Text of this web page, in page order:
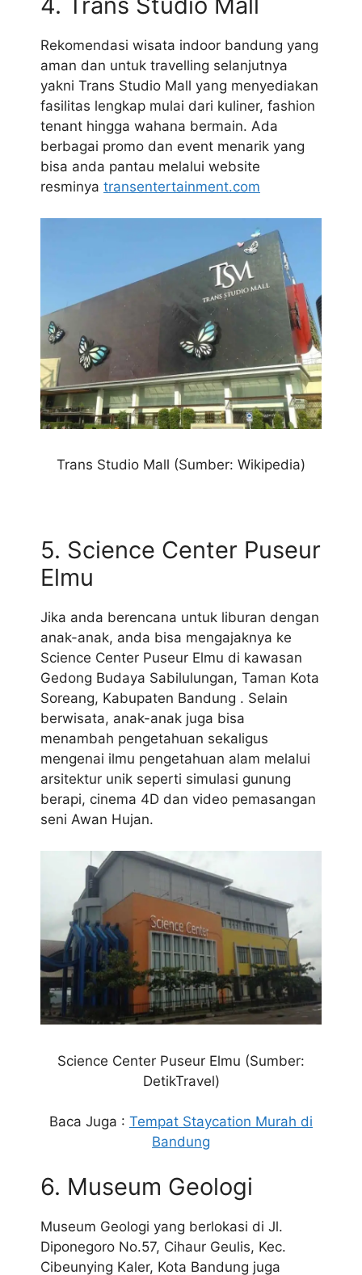
Rekomendasi wisata indoor bandung yang
aman dan untuk travelling selanjutnya
yakni Trans Studio Mall yang menyediakan
fasilitas lengkap mulai dari kuliner, fashion
tenant hingga wahana bermain. Ada
berbagai promo dan event menarik yang
bisa anda pantau melalui website
resminya transentertainment.com
Trans Studio Mall (Sumber: Wikipedia)
5. Science Center Puseur
Elmu
Jika anda berencana untuk liburan dengan
anak-anak, anda bisa mengajaknya ke
Science Center Puseur Elmu di kawasan
Gedong Budaya Sabilulungan, Taman Kota
Soreang, Kabupaten Bandung . Selain
berwisata, anak-anak juga bisa
menambah pengetahuan sekaligus
mengenai ilmu pengetahuan alam melalui
arsitektur unik seperti simulasi gunung
berapi, cinema 4D dan video pemasangan
seni Awan Hujan.
Science Center Puseur Elmu (Sumber:
DetikTravel)
Baca Juga : Tempat Staycation Murah di
Bandung
6. Museum Geologi
Museum Geologi yang berlokasi di Jl.
Diponegoro No.57, Cihaur Geulis, Kec.
Cibeunying Kaler, Kota Bandung juga